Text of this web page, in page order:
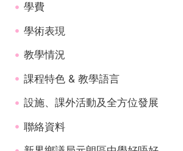
學費
學術表現
教學情況
課程特色 & 教學語言
設施、課外活動及全方位發展
聯絡資料